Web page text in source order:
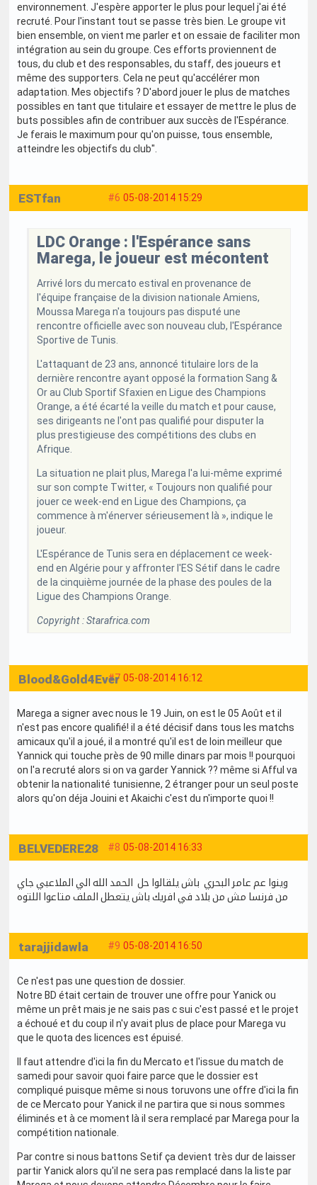
environnement. J'espère apporter le plus pour lequel j'ai été
recruté. Pour l'instant tout se passe très bien. Le groupe vit
bien ensemble, on vient me parler et on essaie de faciliter mon
intégration au sein du groupe. Ces efforts proviennent de
tous, du club et des responsables, du staff, des joueurs et
même des supporters. Cela ne peut qu'accélérer mon
adaptation. Mes objectifs ? D'abord jouer le plus de matches
possibles en tant que titulaire et essayer de mettre le plus de
buts possibles afin de contribuer aux succès de l'Espérance.
Je ferais le maximum pour qu'on puisse, tous ensemble,
atteindre les objectifs du club".
#6 05-08-2014 15:29
ESTfan
LDC Orange : l'Espérance sans
Marega, le joueur est mécontent
Arrivé lors du mercato estival en provenance de
l'équipe française de la division nationale Amiens,
Moussa Marega n'a toujours pas disputé une
rencontre officielle avec son nouveau club, l'Espérance
Sportive de Tunis.
L'attaquant de 23 ans, annoncé titulaire lors de la
dernière rencontre ayant opposé la formation Sang &
Or au Club Sportif Sfaxien en Ligue des Champions
Orange, a été écarté la veille du match et pour cause,
ses dirigeants ne l'ont pas qualifié pour disputer la
plus prestigieuse des compétitions des clubs en
Afrique.
La situation ne plait plus, Marega l'a lui-même exprimé
sur son compte Twitter, « Toujours non qualifié pour
jouer ce week-end en Ligue des Champions, ça
commence à m'énerver sérieusement là », indique le
joueur.
L'Espérance de Tunis sera en déplacement ce week-
end en Algérie pour y affronter l'ES Sétif dans le cadre
de la cinquième journée de la phase des poules de la
Ligue des Champions Orange.
Copyright : Starafrica.com
#7 05-08-2014 16:12
Blood&Gold4Ever
Marega a signer avec nous le 19 Juin, on est le 05 Août et il
n'est pas encore qualifié! il a été décisif dans tous les matchs
amicaux qu'il a joué, il a montré qu'il est de loin meilleur que
Yannick qui touche près de 90 mille dinars par mois !! pourquoi
on l'a recruté alors si on va garder Yannick ?? même si Afful va
obtenir la nationalité tunisienne, 2 étranger pour un seul poste
alors qu'on déja Jouini et Akaichi c'est du n'importe quoi !!
#8 05-08-2014 16:33
BELVEDERE28
وينوا عم عامر البحري باش يلقالوا حل الحمد الله الي الملاعبي جاي
من فرنسا مش من بلاد في افريك باش يتعطل الملف متاعوا اللتوه
#9 05-08-2014 16:50
tarajjidawla
Ce n'est pas une question de dossier.
Notre BD était certain de trouver une offre pour Yanick ou
même un prêt mais je ne sais pas c sui c'est passé et le projet
a échoué et du coup il n'y avait plus de place pour Marega vu
que le quota des licences est épuisé.
Il faut attendre d'ici la fin du Mercato et l'issue du match de
samedi pour savoir quoi faire parce que le dossier est
compliqué puisque même si nous toruvons une offre d'ici la fin
de ce Mercato pour Yanick il ne partira que si nous sommes
éliminés et à ce moment là il sera remplacé par Marega pour la
compétition nationale.
Par contre si nous battons Setif ça devient très dur de laisser
partir Yanick alors qu'il ne sera pas remplacé dans la liste par